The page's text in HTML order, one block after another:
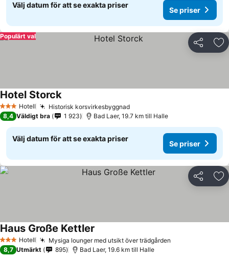
Välj datum för att se exakta priser
Se priser
Dela
Populärt val
3 StjärnorHotell Historisk korsvirkesbyggnad
Hotel Storck
8,4 Väldigt bra 1 923 Bad Laer, 19.7 km till Halle
Välj datum för att se exakta priser
Se priser
Dela
3 StjärnorHotell Mysiga lounger med utsikt över trädgården
Haus Große Kettler
8,7 Utmärkt 895 Bad Laer, 19.6 km till Halle